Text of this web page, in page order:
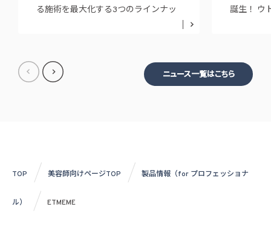
る施術を最大化する3つのラインナッ
誕生！ ウ
ニュース一覧はこちら
TOP 美容師向けページTOP 製品情報（for プロフェッショナ
ル） ETMEME